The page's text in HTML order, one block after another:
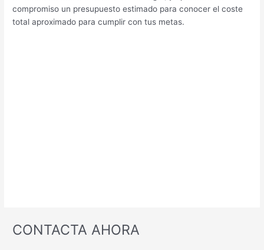
compromiso un presupuesto estimado para conocer el coste
total aproximado para cumplir con tus metas.
CONTACTA AHORA